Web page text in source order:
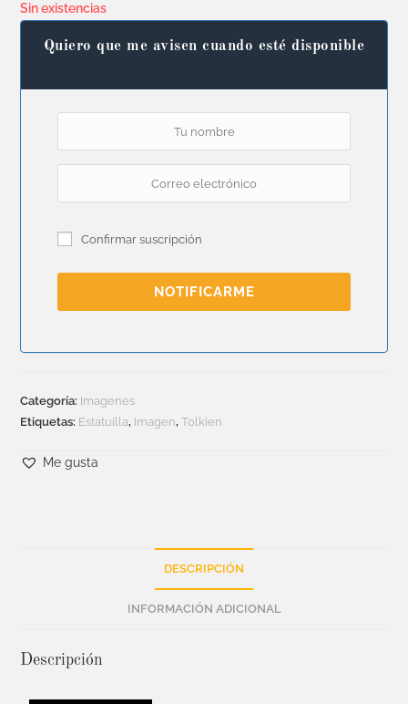
Sin existencias
Quiero que me avisen cuando esté disponible
Confirmar suscripción
NOTIFICARME
Categoría: Imagenes
Etiquetas: Estatuilla, Imagen,Tolkien
Me gusta
DESCRIPCIÓN
INFORMACIÓN ADICIONAL
Descripción